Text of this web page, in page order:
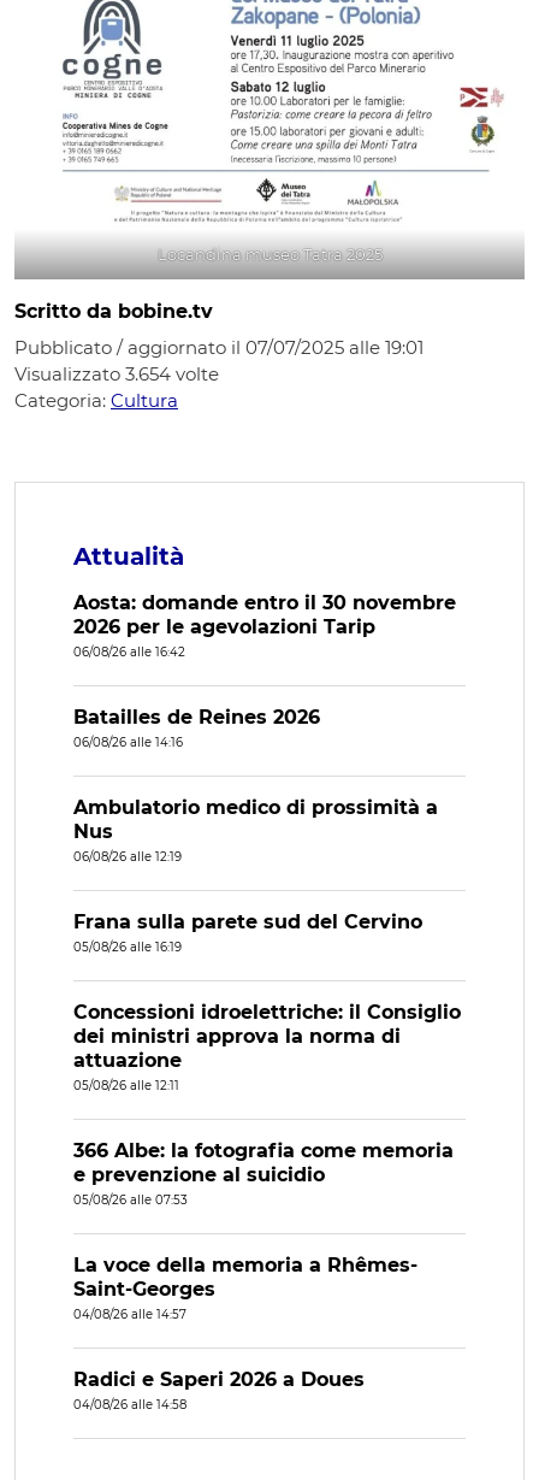
Locandina museo Tatra 2025
Scritto da bobine.tv
Pubblicato / aggiornato il 07/07/2025 alle 19:01
Visualizzato 3.654 volte
Categoria: Cultura
Attualità
Aosta: domande entro il 30 novembre
2026 per le agevolazioni Tarip
06/08/26 alle 16:42
Batailles de Reines 2026
06/08/26 alle 14:16
Ambulatorio medico di prossimità a
Nus
06/08/26 alle 12:19
Frana sulla parete sud del Cervino
05/08/26 alle 16:19
Concessioni idroelettriche: il Consiglio
dei ministri approva la norma di
attuazione
05/08/26 alle 12:11
366 Albe: la fotografia come memoria
e prevenzione al suicidio
05/08/26 alle 07:53
La voce della memoria a Rhêmes-
Saint-Georges
04/08/26 alle 14:57
Radici e Saperi 2026 a Doues
04/08/26 alle 14:58